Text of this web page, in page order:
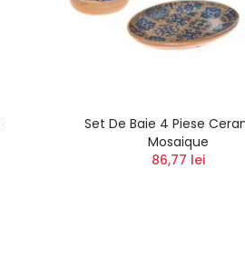
Set De Baie 4 Piese
Mosaique
86,77 lei